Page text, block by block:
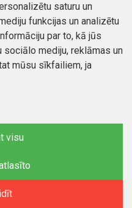
Kontakti
saturu un
funkcijas un analizētu
par to, kā jūs
sociālo mediju, reklāmas un
mūsu sīkfailiem, ja
visu